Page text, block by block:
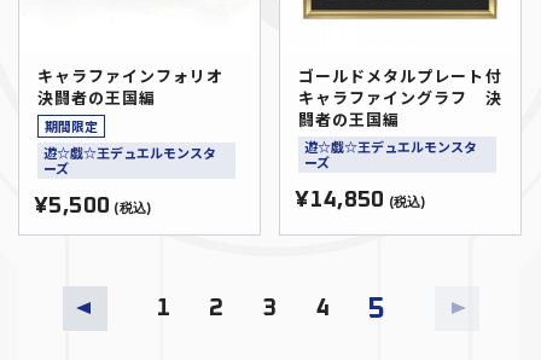
キャラファインフォリオ
決闘者の王国編
期間限定
遊☆戯☆王デュエルモンスタ
ーズ
¥5,500 (税込)
ゴールドメタルプレート付
キャラファイングラフ 決
闘者の王国編
遊☆戯☆王デュエルモンスタ
ーズ
¥14,850 (税込)
1 2 3 4 5